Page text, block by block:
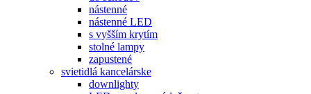
nástenné
nástenné LED
s vyšším krytím
stolné lampy
zapustené
svietidlá kancelárske
downlighty